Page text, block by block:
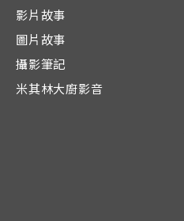
影片故事
圖片故事
攝影筆記
米其林大廚影音